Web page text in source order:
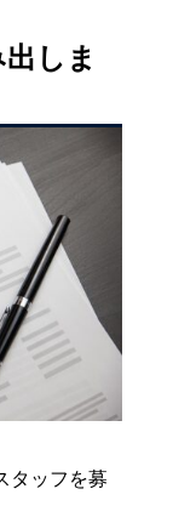
しま
タッフを募